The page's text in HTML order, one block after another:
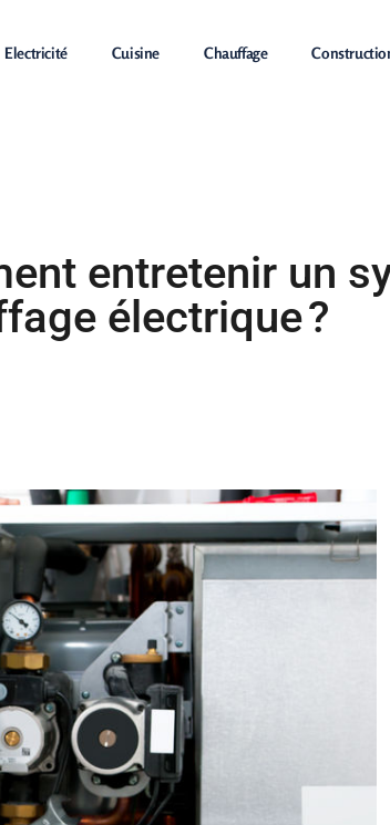
Electricité Cuisine Chauffage
entretenir un
électrique ?